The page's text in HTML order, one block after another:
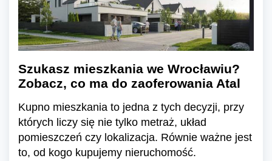
Szukasz mieszkania we Wrocławiu?
Zobacz, co ma do zaoferowania Atal
Kupno mieszkania to jedna z tych decyzji, przy
których liczy się nie tylko metraż, układ
pomieszczeń czy lokalizacja. Równie ważne jest
to, od kogo kupujemy nieruchomość.